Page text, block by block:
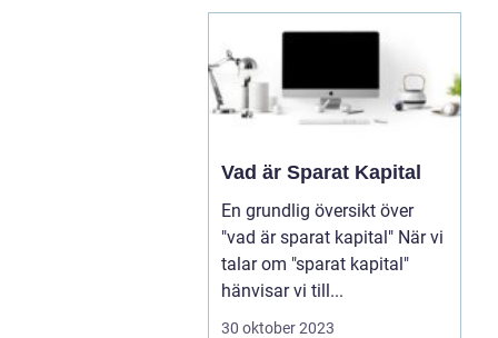
Vad är Sparat Kapital
En grundlig översikt över
"vad är sparat kapital" När vi
talar om "sparat kapital"
hänvisar vi till...
30 oktober 2023